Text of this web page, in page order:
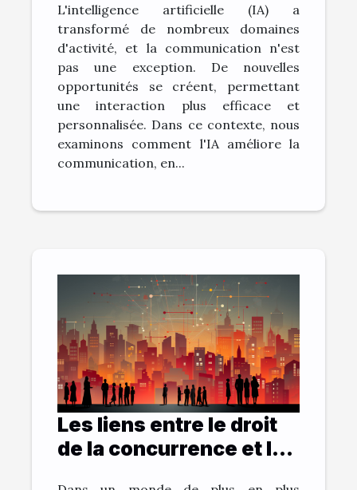
de ChatGPT
L'intelligence artificielle (IA) a
transformé de nombreux domaines
d'activité, et la communication n'est
pas une exception. De nouvelles
opportunités se créent, permettant
une interaction plus efficace et
personnalisée. Dans ce contexte, nous
examinons comment l'IA améliore la
communication, en...
Les liens entre le droit
de la concurrence et la